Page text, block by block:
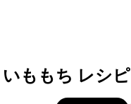
ももち レシ